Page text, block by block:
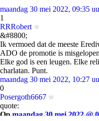
maandag 30 mei 2022, 09:35
1
RRRobert
&#8800;
Ik vermoed dat de meeste
ADO de promotie is
Elke god is een leugen. Elke
charlatan. Punt.
maandag 30 mei 2022, 10:27
0
Posergoth6667
quote:
Opmaandag 30 mei 2022 @